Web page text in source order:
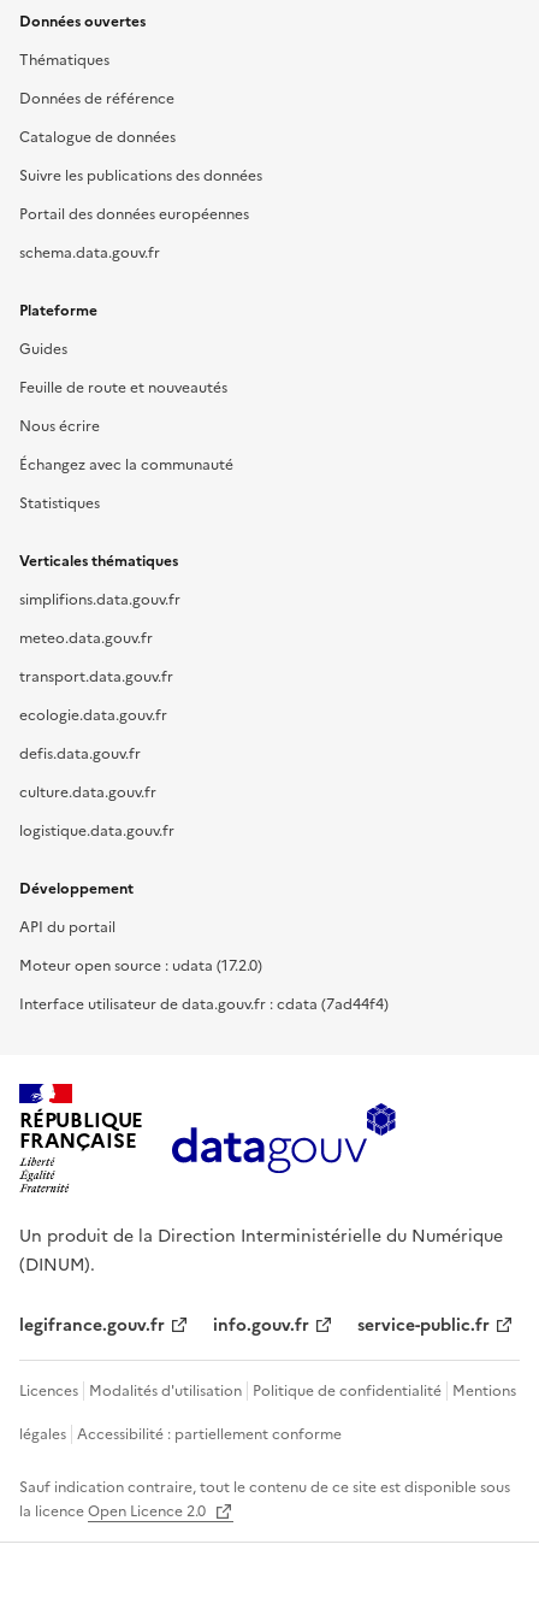
Données ouvertes
Thématiques
Données de référence
Catalogue de données
Suivre les publications des données
Portail des données européennes
schema.data.gouv.fr
Plateforme
Guides
Feuille de route et nouveautés
Nous écrire
Échangez avec la communauté
Statistiques
Verticales thématiques
simplifions.data.gouv.fr
meteo.data.gouv.fr
transport.data.gouv.fr
ecologie.data.gouv.fr
defis.data.gouv.fr
culture.data.gouv.fr
logistique.data.gouv.fr
Développement
API du portail
Moteur open source : udata (17.2.0)
Interface utilisateur de data.gouv.fr : cdata (7ad44f4)
RÉPUBLIQUE
FRANÇAISE
Un produit de la Direction Interministérielle du Numérique
(DINUM).
legifrance.gouv.fr info.gouv.fr service-public.fr
Licences Modalités d'utilisation Politique de confidentialité Mentions
légales Accessibilité : partiellement conforme
Sauf indication contraire, tout le contenu de ce site est disponible sous
la licenceOpen Licence 2.0